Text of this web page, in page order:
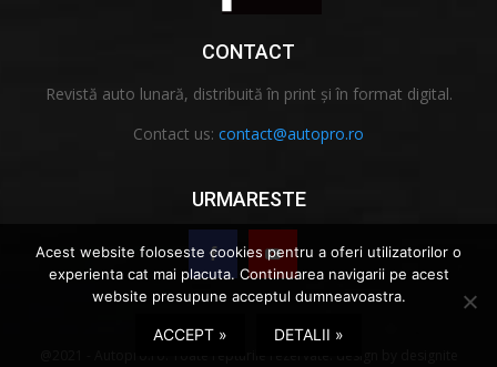
CONTACT
Revistă auto lunară, distribuită în print și în format digital.
Contact us: contact@autopro.ro
URMARESTE
Acest website foloseste cookies pentru a oferi utilizatorilor o
experienta cat mai placuta. Continuarea navigarii pe acest
website presupune acceptul dumneavoastra.
ACCEPT » DETALII »